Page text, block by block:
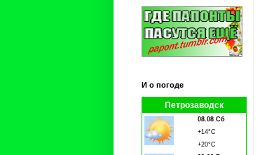
И о погоде
Петрозаводск
08.08 Сб
+14°C
+20°C